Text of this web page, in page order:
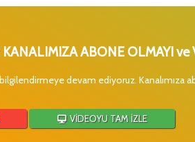
ABONE OLMAYI
bilgilendirmeye devam ediyoruz.
VİDEOYU TAM İZLE